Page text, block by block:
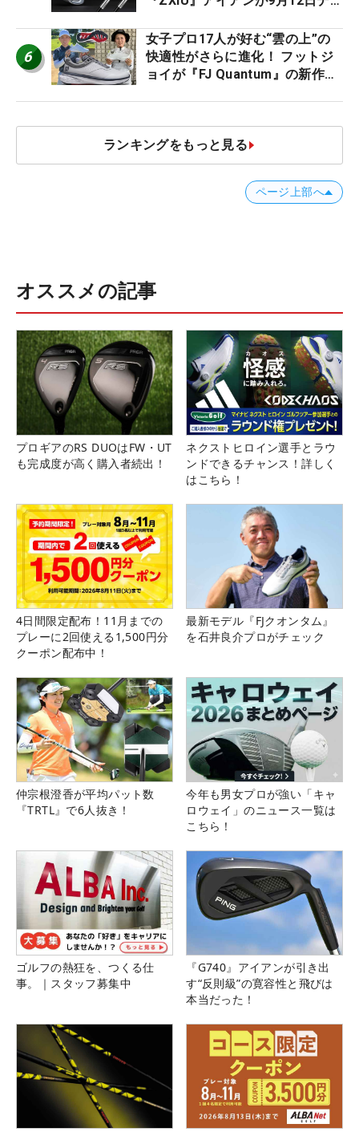
6
女子プロ17人が好む“雲の上”の
快適性がさらに進化！ フットジ
ョイが『FJ Quantum』の新作を
ランキングをもっと見る
ページ上部へ
オススメの記事
プロギアのRS DUOはFW・UT
も完成度が高く購入者続出！
ネクストヒロイン選手とラウ
ンドできるチャンス！詳しく
はこちら！
4日間限定配布！11月までの
プレーに2回使える1,500円分
クーポン配布中！
最新モデル『FJクオンタム』
を石井良介プロがチェック
仲宗根澄香が平均パット数
『TRTL』で6人抜き！
今年も男女プロが強い「キャ
ロウェイ」のニュース一覧は
こちら！
ゴルフの熱狂を、つくる仕
事。｜スタッフ募集中
『G740』アイアンが引き出
す“反則級”の寛容性と飛びは
本当だった！